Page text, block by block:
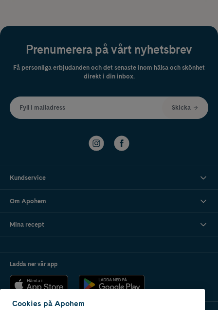
Prenumerera på vårt nyhetsbrev
Få personliga erbjudanden och det senaste inom hälsa och skönhet
direkt i din inbox.
Fyll i mailadress Skicka
Kundservice
Om Apohem
Mina recept
Ladda ner vår app
Cookies på Apohem